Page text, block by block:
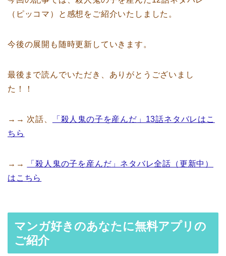
（ピッコマ）と感想をご紹介いたしました。
今後の展開も随時更新していきます。
最後まで読んでいただき、ありがとうございまし
た！！
→→ 次話、
「殺人鬼の子を産んだ」13話ネタバレはこ
ちら
→→
「殺人鬼の子を産んだ」ネタバレ全話（更新中）
はこちら
マンガ好きのあなたに無料アプリの
ご紹介